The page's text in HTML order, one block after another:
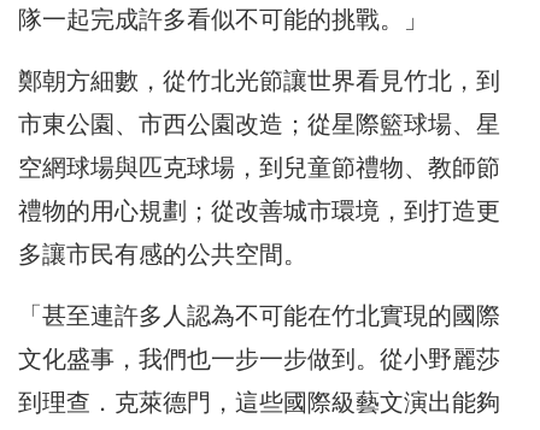
隊一起完成許多看似不可能的挑戰。」
鄭朝方細數，從竹北光節讓世界看見竹北，到
市東公園、市西公園改造；從星際籃球場、星
空網球場與匹克球場，到兒童節禮物、教師節
禮物的用心規劃；從改善城市環境，到打造更
多讓市民有感的公共空間。
「甚至連許多人認為不可能在竹北實現的國際
文化盛事，我們也一步一步做到。從小野麗莎
到理查．克萊德門，這些國際級藝文演出能夠